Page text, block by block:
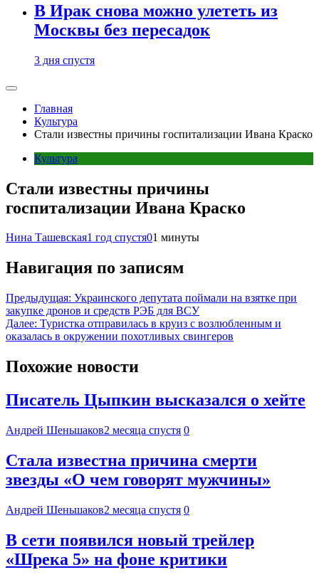
В Ирак снова можно улететь из
Москвы без пересадок
3 дня спустя
Главная
Культура
Стали известны причины госпитализации Ивана Краско
Культура
Стали известны причины
госпитализации Ивана Краско
Нина Ташевская1 год спустя01 минуты
Навигация по записям
Предыдущая: Украинского депутата поймали на взятке при
закупке дронов и средств РЭБ для ВСУ
Далее: Туристка отправилась в круиз с возлюбленным и
оказалась в окружении похотливых свингеров
Похожие новости
Писатель Цыпкин высказался о хейте
Андрей Шеньшаков2 месяца спустя 0
Стала известна причина смерти
звезды «О чем говорят мужчины»
Андрей Шеньшаков2 месяца спустя 0
В сети появился новый трейлер
«Шрека 5» на фоне критики